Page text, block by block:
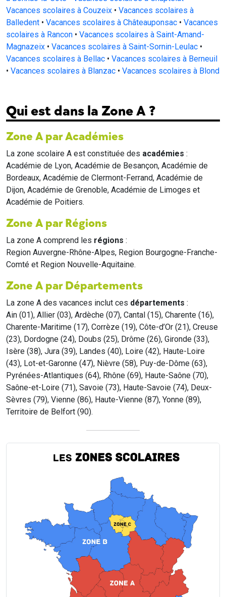
Vacances scolaires à Couzeix • Vacances scolaires à
Balledent • Vacances scolaires à Châteauponsac • Vacances
scolaires à Rancon • Vacances scolaires à Saint-Amand-
Magnazeix • Vacances scolaires à Saint-Sornin-Leulac •
Vacances scolaires à Bellac • Vacances scolaires à Berneuil
• Vacances scolaires à Blanzac • Vacances scolaires à Blond
Qui est dans la Zone A ?
Zone A par Académies
La zone scolaire A est constituée des académies :
Académie de Lyon, Académie de Besançon, Académie de
Bordeaux, Académie de Clermont-Ferrand, Académie de
Dijon, Académie de Grenoble, Académie de Limoges et
Académie de Poitiers.
Zone A par Régions
La zone A comprend les régions :
Region Auvergne-Rhône-Alpes, Region Bourgogne-Franche-
Comté et Region Nouvelle-Aquitaine.
Zone A par Départements
La zone A des vacances inclut ces départements :
Ain (01), Allier (03), Ardèche (07), Cantal (15), Charente (16),
Charente-Maritime (17), Corrèze (19), Côte-d’Or (21), Creuse
(23), Dordogne (24), Doubs (25), Drôme (26), Gironde (33),
Isère (38), Jura (39), Landes (40), Loire (42), Haute-Loire
(43), Lot-et-Garonne (47), Nièvre (58), Puy-de-Dôme (63),
Pyrénées-Atlantiques (64), Rhône (69), Haute-Saône (70),
Saône-et-Loire (71), Savoie (73), Haute-Savoie (74), Deux-
Sèvres (79), Vienne (86), Haute-Vienne (87), Yonne (89),
Territoire de Belfort (90).